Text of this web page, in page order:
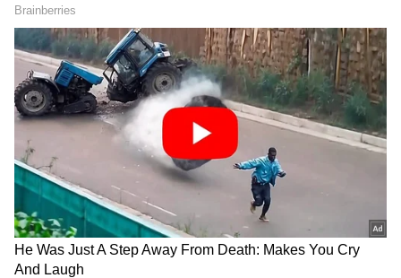
ವಿದ್ಯಾರ್ಥಿಗಳಿಗೆ ಖಿನ್ನತೆ
ದೇಶಾದ್ಯಂತ ತಲ್ಲಣ ಮೂಡಿಸಿರುವ ನೀಟ್ ಪರೀಕ್ಷೆ ಅಕ್ರಮದ
ಬಗ್ಗೆ ತೀವ್ರ ಆಕ್ರೋಶ ವ್ಯಕ್ತಪಡಿಸಿದ ಪ್ರದೀಪ್ ಈಶ್ವರ್,
DOWNLOAD APP
ಕರ್ನಾಟಕ, ಭಾರತ (India News) ಮತ್ತು ಜಗತ್ತಿನ
ಕ್ಷಣಕ್ಷಣದ ಕನ್ನಡ ಸುದ್ದಿ (Kannada News)
ಅಪ್ಡೇಟ್‌ಗಳಿಗಾಗಿ ಏಷ್ಯಾನೆಟ್ ಸುವರ್ಣ ನ್ಯೂಸ್‌ ಫಾಲೋ
ಮಾಡಿ. ಬ್ರೇಕಿಂಗ್ ಸುದ್ದಿ (
Latest Kannada News ),
ವಿಶೇಷ ವರದಿಗಳು ಮತ್ತು ನೇರ ಪ್ರಸಾರಗಳೊಂದಿಗೆ
(kannada news live) ಸಂಪೂರ್ಣ ಮಾಹಿತಿ ಒಂದೇ
ಕ್ಲಿಕ್‌ನಲ್ಲಿ ಲಭ್ಯ. ಏಷ್ಯಾನೆಟ್ ಸುವರ್ಣ ನ್ಯೂಸ್ ಅಧಿಕೃತ
ಆ್ಯಪ್ ಡೌನ್‌ಲೋಡ್ ಮಾಡಿ ಹಾಗು ಎಲ್ಲಾ ಅಪ್‌ಡೇಟ್
ಗಳನ್ನು ಪಡೆಯಿರಿ